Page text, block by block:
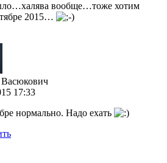
вообще…тоже хотим
2015…
17:33
нормально. Надо ехать